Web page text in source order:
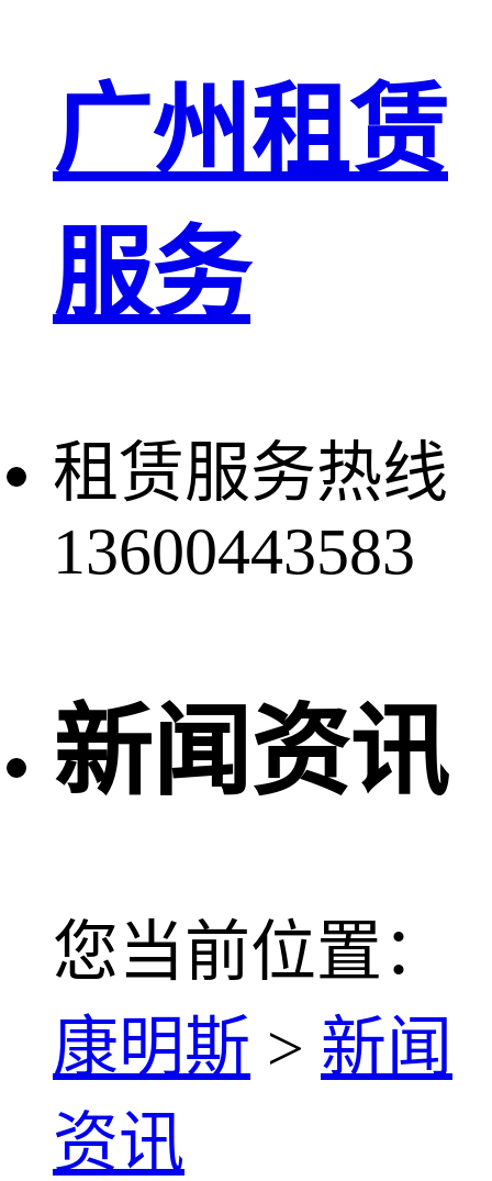
广州租赁
服务
租赁服务热线
13600443583
新闻资讯
您当前位置：
康明斯 > 新闻
资讯